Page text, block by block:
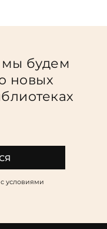
мы будем
новых
условиями